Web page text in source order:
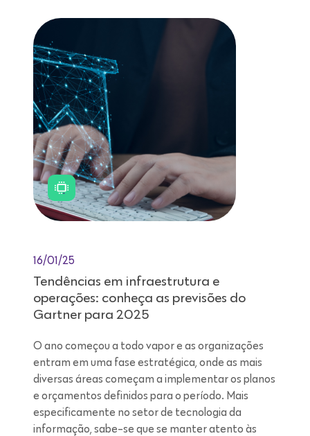
16/01/25
Tendências em infraestrutura e
operações: conheça as previsões do
Gartner para 2025
O ano começou a todo vapor e as organizações
entram em uma fase estratégica, onde as mais
diversas áreas começam a implementar os planos
e orçamentos definidos para o período. Mais
especificamente no setor de tecnologia da
informação, sabe-se que se manter atento às